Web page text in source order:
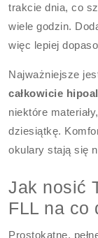
trakcie dnia, co
wiele godzin.
więc lepiej
Najważniejsze
całkowicie
niektóre
dziesiątkę.
okulary stają się
Jak nosić
FLL na co
Prostokątne,